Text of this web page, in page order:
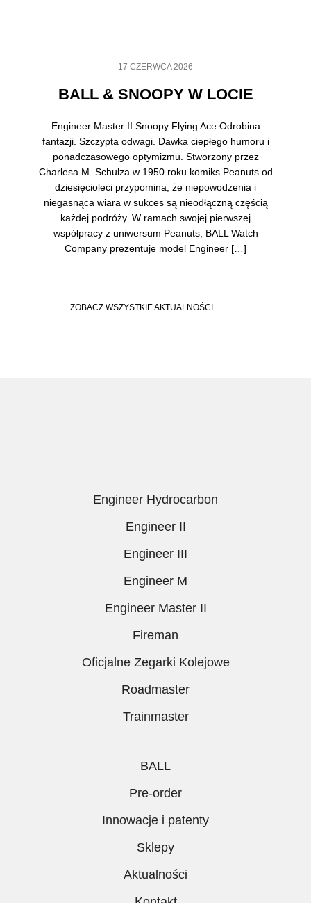
17 CZERWCA 2026
BALL & SNOOPY W LOCIE
Engineer Master II Snoopy Flying Ace Odrobina
fantazji. Szczypta odwagi. Dawka ciepłego humoru i
ponadczasowego optymizmu. Stworzony przez
Charlesa M. Schulza w 1950 roku komiks Peanuts od
dziesięcioleci przypomina, że niepowodzenia i
niegasnąca wiara w sukces są nieodłączną częścią
każdej podróży. W ramach swojej pierwszej
współpracy z uniwersum Peanuts, BALL Watch
Company prezentuje model Engineer […]
ZOBACZ WSZYSTKIE AKTUALNOŚCI
Engineer Hydrocarbon
Engineer II
Engineer III
Engineer M
Engineer Master II
Fireman
Oficjalne Zegarki Kolejowe
Roadmaster
Trainmaster
BALL
Pre-order
Innowacje i patenty
Sklepy
Aktualności